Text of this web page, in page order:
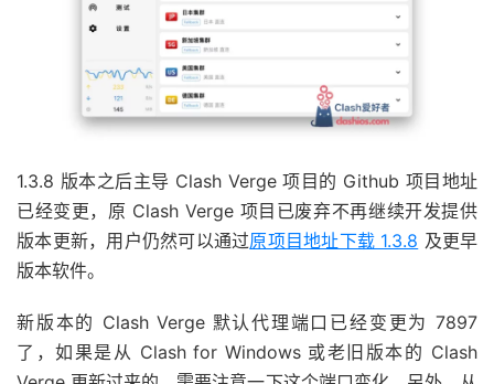
1.3.8 版本之后主导 Clash Verge 项目的 Github 项目地址
已经变更，原 Clash Verge 项目已废弃不再继续开发提供
版本更新，用户仍然可以通过原项目地址下载 1.3.8 及更早
版本软件。
新版本的 Clash Verge 默认代理端口已经变更为 7897
了，如果是从 Clash for Windows 或老旧版本的 Clash